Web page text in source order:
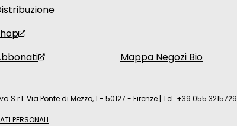
Mappa Negozi Bio
S.r.l. Via Ponte di Mezzo, 1 - 50127 - Firenze | Tel. +39 055 3215729
PERSONALI